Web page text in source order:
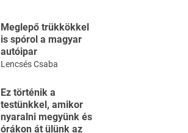
Meglepő trükkökkel
is spórol a magyar
autóipar
Lencsés Csaba
Ez történik a
testünkkel, amikor
nyaralni megyünk és
órákon át ülünk az